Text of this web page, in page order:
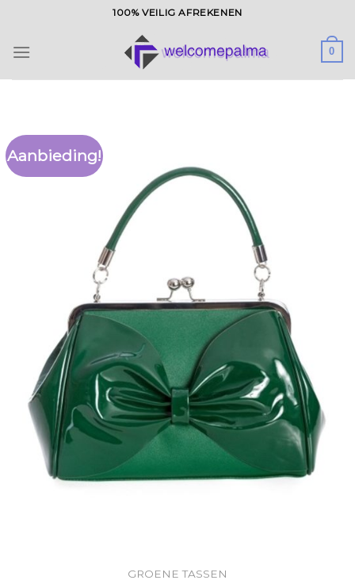
inhoud
100% VEILIG AFREKENEN
0
Aanbieding!
GROENE TASSEN